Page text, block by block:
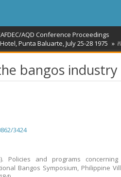
AQD Conference Proceedings
Punta Baluarte, July 25-28 1975
bangos industry
3424
Policies and programs
Bangos Symposium, Philippine